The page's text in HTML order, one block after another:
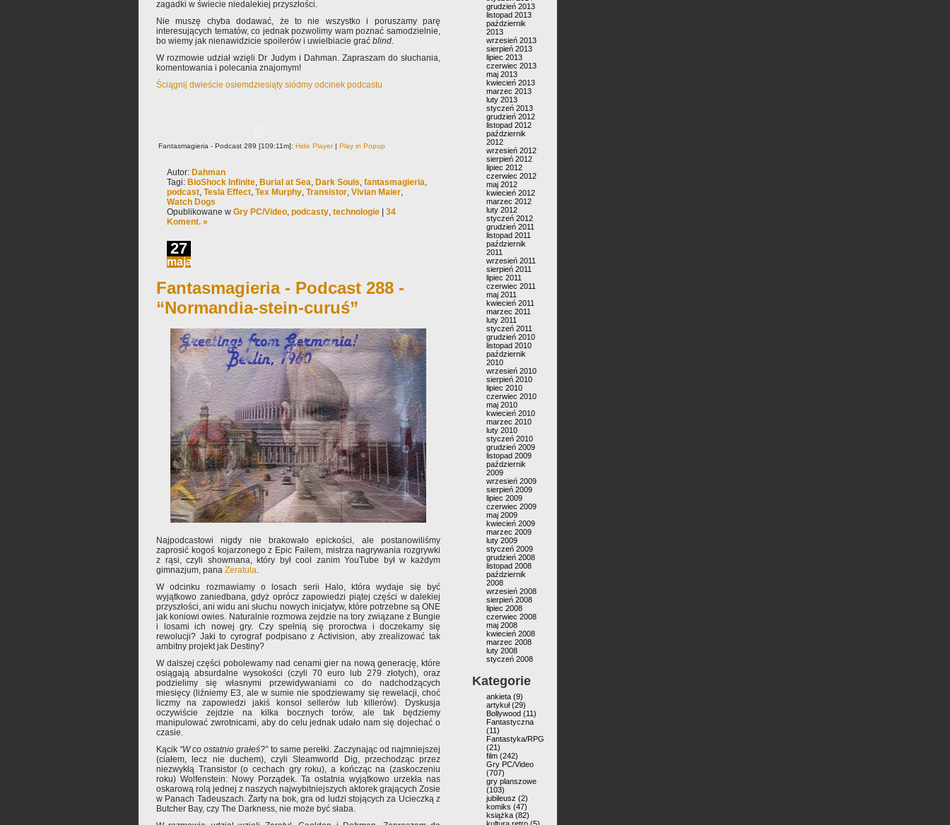
zagadki w świecie niedalekiej przyszłości.
Nie muszę chyba dodawać, że to nie wszystko i poruszamy parę
interesujących tematów, co jednak pozwolimy wam poznać samodzielnie,
bo wiemy jak nienawidzicie spoilerów i uwielbiacie grać blind.
W rozmowie udział wzięli Dr Judym i Dahman. Zapraszam do słuchania,
komentowania i polecania znajomym!
Ściągnij dwieście osiemdziesiąty siódmy odcinek podcastu
Fantasmagieria - Podcast 289 [109:11m]: Hide Player| Play in Popup
Autor: Dahman
Tagi: BioShock Infinite, Burial at Sea, Dark Souls, fantasmagieria,
podcast, Tesla Effect, Tex Murphy, Transistor, Vivian Maier,
Watch Dogs
Opublikowane w Gry PC/Video, podcasty, technologie
34
Koment. »
27
maja
Fantasmagieria - Podcast 288 -
“Normandia-stein-curuś”
Najpodcastowi nigdy nie brakowało epickości, ale postanowiliśmy
zaprosić kogoś kojarzonego z Epic Failem, mistrza nagrywania rozgrywki
z rąsi, czyli showmana, który był cool zanim YouTube był w każdym
gimnazjum, pana Zeratula.
W odcinku rozmawiamy o losach serii Halo, która wydaje się być
wyjątkowo zaniedbana, gdyż oprócz zapowiedzi piątej części w dalekiej
przyszłości, ani widu ani słuchu nowych inicjatyw, które potrzebne są ONE
jak koniowi owies. Naturalnie rozmowa zejdzie na tory związane z Bungie
i losami ich nowej gry. Czy spełnią się proroctwa i doczekamy się
rewolucji? Jaki to cyrograf podpisano z Activision, aby zrealizować tak
ambitny projekt jak Destiny?
W dalszej części pobolewamy nad cenami gier na nową generację, które
osiągają absurdalne wysokości (czyli 70 euro lub 279 złotych), oraz
podzielimy się własnymi przewidywaniami co do nadchodzących
miesięcy (liźniemy E3, ale w sumie nie spodziewamy się rewelacji, choć
liczmy na zapowiedzi jakiś konsol sellerów lub killerów). Dyskusja
oczywiście zejdzie na kilka bocznych torów, ale tak będziemy
manipulować zwrotnicami, aby do celu jednak udało nam się dojechać o
czasie.
Kącik “W co ostatnio grałeś?”to same perełki. Zaczynając od najmniejszej
(ciałem, lecz nie duchem), czyli Steamworld Dig, przechodząc przez
niezwykłą Transistor (o cechach gry roku), a kończąc na (zaskoczeniu
roku) Wolfenstein: Nowy Porządek. Ta ostatnia wyjątkowo urzekła nas
oskarową rolą jednej z naszych najwybitniejszych aktorek grających Zosie
w Panach Tadeuszach. Żarty na bok, gra od ludzi stojących za Ucieczką z
Butcher Bay, czy The Darkness, nie może być słaba.
grudzień 2013
listopad 2013
październik
2013
wrzesień 2013
sierpień 2013
lipiec 2013
czerwiec 2013
maj 2013
kwiecień 2013
marzec 2013
luty 2013
styczeń 2013
grudzień 2012
listopad 2012
październik
2012
wrzesień 2012
sierpień 2012
lipiec 2012
czerwiec 2012
maj 2012
kwiecień 2012
marzec 2012
luty 2012
styczeń 2012
grudzień 2011
listopad 2011
październik
2011
wrzesień 2011
sierpień 2011
lipiec 2011
czerwiec 2011
maj 2011
kwiecień 2011
marzec 2011
luty 2011
styczeń 2011
grudzień 2010
listopad 2010
październik
2010
wrzesień 2010
sierpień 2010
lipiec 2010
czerwiec 2010
maj 2010
kwiecień 2010
marzec 2010
luty 2010
styczeń 2010
grudzień 2009
listopad 2009
październik
2009
wrzesień 2009
sierpień 2009
lipiec 2009
czerwiec 2009
maj 2009
kwiecień 2009
marzec 2009
luty 2009
styczeń 2009
grudzień 2008
listopad 2008
październik
2008
wrzesień 2008
sierpień 2008
lipiec 2008
czerwiec 2008
maj 2008
kwiecień 2008
marzec 2008
luty 2008
styczeń 2008
Kategorie
ankieta (9)
artykuł(29)
Bollywood (11)
Fantastyczna
(11)
Fantastyka/RPG
(21)
film (242)
Gry PC/Video
(707)
gry planszowe
(103)
jubileusz (2)
komiks (47)
książka (82)